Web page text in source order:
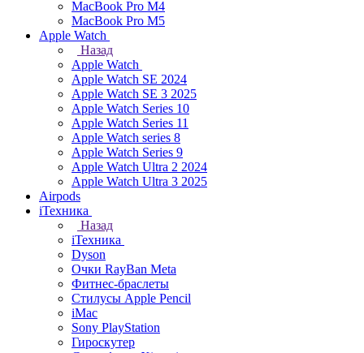
MacBook Pro M4
MacBook Pro M5
Apple Watch
Назад
Apple Watch
Apple Watch SE 2024
Apple Watch SE 3 2025
Apple Watch Series 10
Apple Watch Series 11
Apple Watch series 8
Apple Watch Series 9
Apple Watch Ultra 2 2024
Apple Watch Ultra 3 2025
Airpods
iТехника
Назад
iТехника
Dyson
Очки RayBan Meta
Фитнес-браслеты
Стилусы Apple Pencil
iMac
Sony PlayStation
Гироскутер